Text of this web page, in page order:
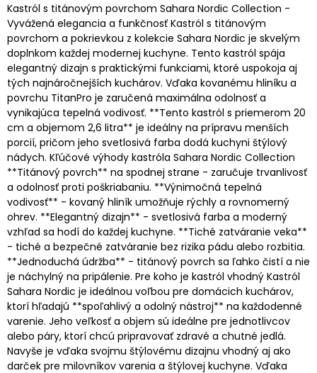
Kastról s titánovým povrchom Sahara Nordic Collection -
Vyvážená elegancia a funkčnosť Kastról s titánovým
povrchom a pokrievkou z kolekcie Sahara Nordic je skvelým
doplnkom každej modernej kuchyne. Tento kastról spája
elegantný dizajn s praktickými funkciami, ktoré uspokoja aj
tých najnáročnejších kuchárov. Vďaka kovanému hliníku a
povrchu TitanPro je zaručená maximálna odolnosť a
vynikajúca tepelná vodivosť. **Tento kastról s priemerom 20
cm a objemom 2,6 litra** je ideálny na prípravu menších
porcií, pričom jeho svetlosivá farba dodá kuchyni štýlový
nádych. Kľúčové výhody kastróla Sahara Nordic Collection
**Titánový povrch** na spodnej strane - zaručuje trvanlivosť
a odolnosť proti poškriabaniu. **Výnimočná tepelná
vodivosť** - kovaný hliník umožňuje rýchly a rovnomerný
ohrev. **Elegantný dizajn** - svetlosivá farba a moderný
vzhľad sa hodí do každej kuchyne. **Tiché zatváranie veka**
- tiché a bezpečné zatváranie bez rizika pádu alebo rozbitia.
**Jednoduchá údržba** - titánový povrch sa ľahko čistí a nie
je náchylný na pripálenie. Pre koho je kastról vhodný Kastról
Sahara Nordic je ideálnou voľbou pre domácich kuchárov,
ktorí hľadajú **spoľahlivý a odolný nástroj** na každodenné
varenie. Jeho veľkosť a objem sú ideálne pre jednotlivcov
alebo páry, ktorí chcú pripravovať zdravé a chutné jedlá.
Navyše je vďaka svojmu štýlovému dizajnu vhodný aj ako
darček pre milovníkov varenia a štýlovej kuchyne. Vďaka